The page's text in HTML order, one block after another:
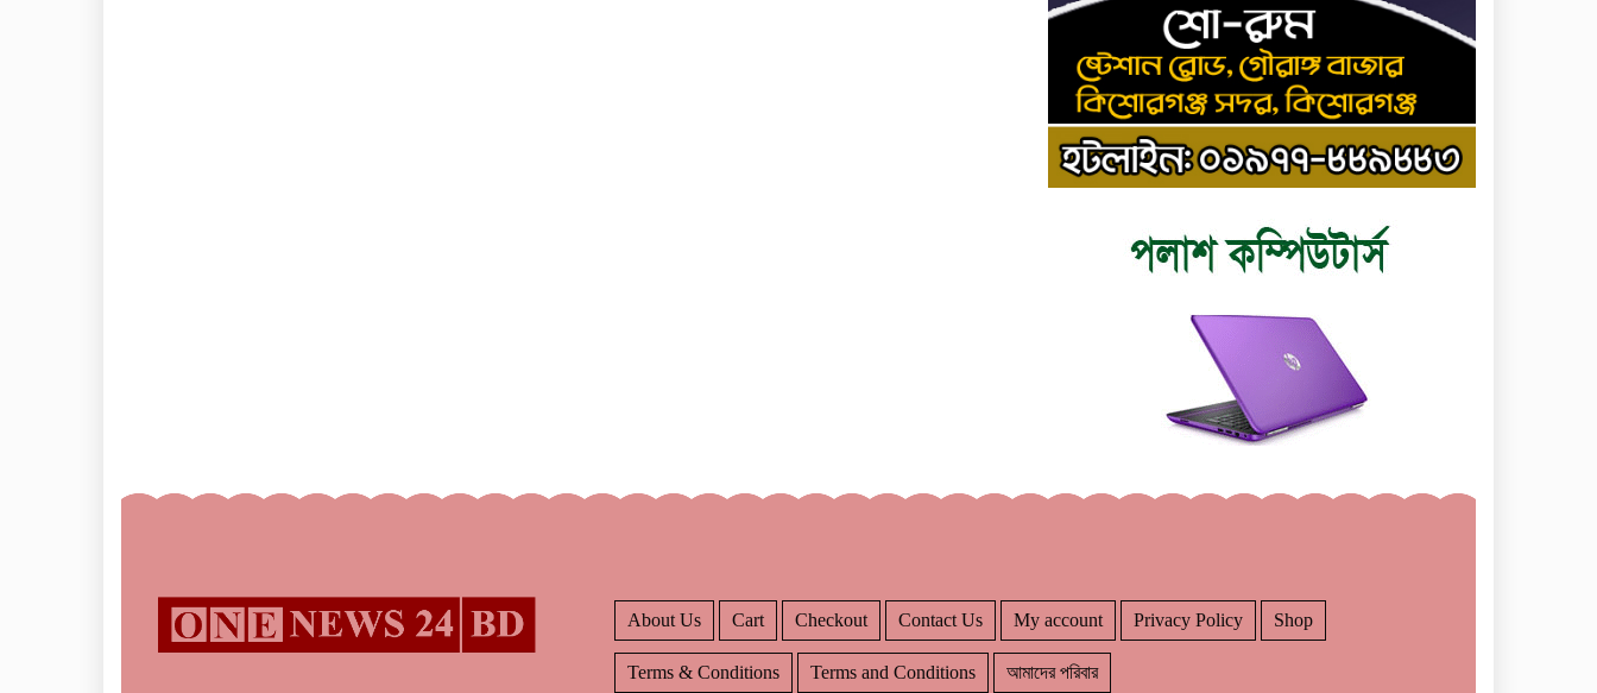
১০
পালিত হলো ‘জুলাই
গণঅভ্যুত্থান দিবস’
About Us Cart Checkout Contact Us My account Privacy Policy Shop
Terms & Conditions Terms and Conditions আমাদের পরিবার